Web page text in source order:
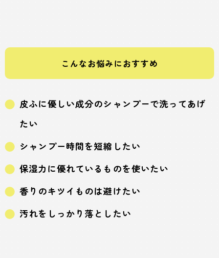
こんなお悩みにおすすめ
皮ふに優しい成分のシャンプーで洗ってあげ
たい
シャンプー時間を短縮したい
保湿力に優れているものを使いたい
香りのキツイものは避けたい
汚れをしっかり落としたい